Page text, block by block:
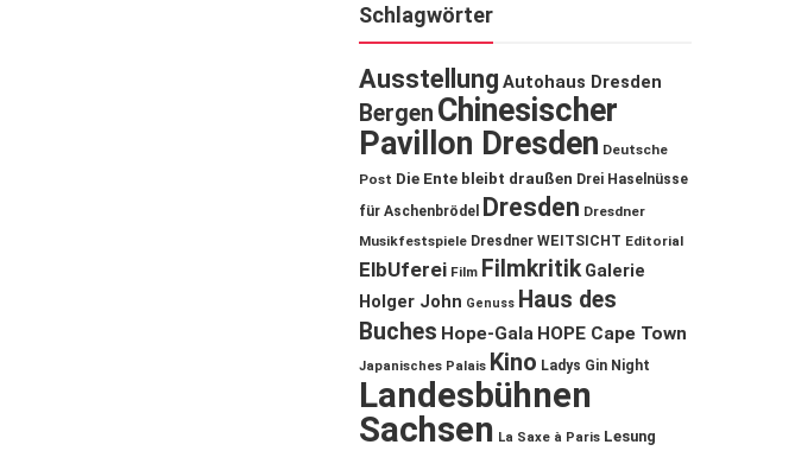
Schlagwörter
Ausstellung Autohaus Dresden
Bergen Chinesischer
Pavillon Dresden Deutsche
Post Die Ente bleibt draußen Drei Haselnüsse
für Aschenbrödel
Dresden Dresdner
Musikfestspiele Dresdner WEITSICHT Editorial
ElbUferei Film Filmkritik Galerie
Holger John Genuss Haus des
Buches Hope-Gala HOPE Cape Town
Japanisches Palais Kino Ladys Gin Night
Landesbühnen
Sachsen La Saxe à Paris Lesung